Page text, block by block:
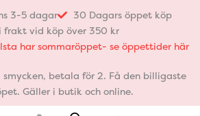
3-5 dagar
30 Dagars öppet köp
frakt vid köp över 350 kr
har sommaröppet- se öppettider här
smycken, betala för 2. Få den billigaste
Gäller i butik och online.